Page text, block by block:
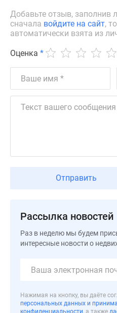
41%
Видео
360°
Субсидированная
застройщиком
Новостройки
премиум-
класса
Новостройки
Траншевая
ипотека
Добавьте отзыв, заполнив
сначала войдите на сайт,
автоматически взята из
Оценка *
Отправить
Рассылка новостей
Раз в неделю мы будем
интересные новости о
Нажимая на кнопку, вы даёте
персональных данных и
конфиденциальности , а также